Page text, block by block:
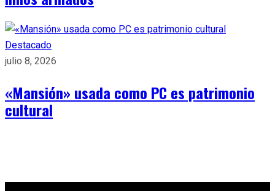
Destacado
julio 8, 2026
«Mansión» usada como PC es patrimonio
cultural